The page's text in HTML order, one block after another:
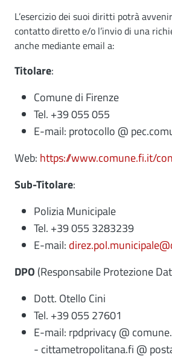
L’esercizio dei suoi diritti potrà
contatto diretto e/o l’invio di una
anche mediante email a:
Titolare:
Comune di Firenze
Tel. +39 055 055
E-mail: protocollo @
Web: https://www.comune.fi.it/
Sub-Titolare:
Polizia Municipale
Tel. +39 055 3283239
E-mail:
DPO (Responsabile Protezione
Dott. Otello Cini
Tel. +39 055 27601
E-mail: rpdprivacy @
- cittametropolitana.fi @